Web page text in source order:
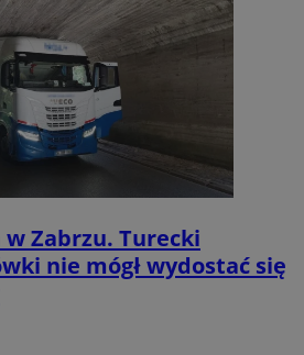
Zabrzu. Turecki
nie mógł wydostać się